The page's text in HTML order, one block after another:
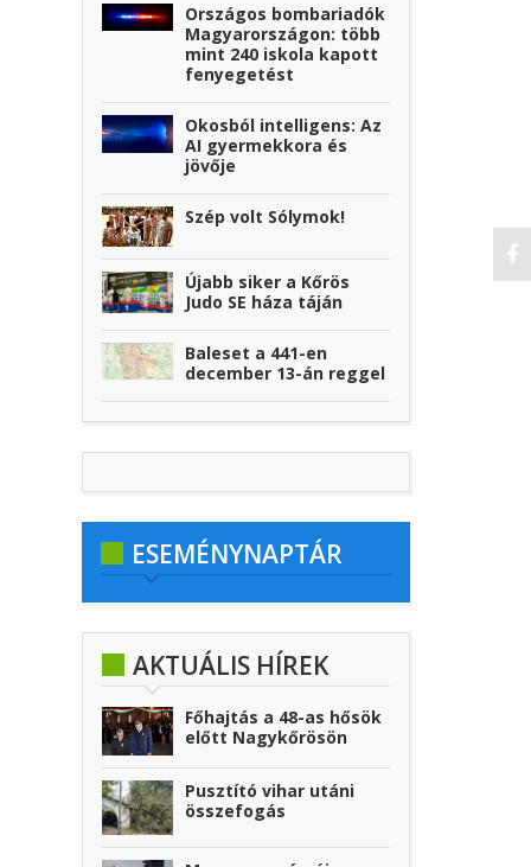
Országos bombariadók
Magyarországon: több
mint 240 iskola kapott
fenyegetést
Okosból intelligens: Az
AI gyermekkora és
jövője
Szép volt Sólymok!
Újabb siker a Kőrös
Judo SE háza táján
Baleset a 441-en
december 13-án reggel
ESEMÉNYNAPTÁR
AKTUÁLIS HÍREK
Főhajtás a 48-as hősök
előtt Nagykőrösön
Pusztító vihar utáni
összefogás